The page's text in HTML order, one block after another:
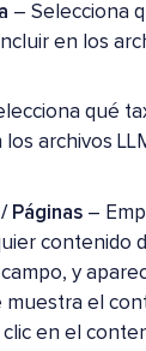
– Selecciona
en los
qué
archivos
Páginas –
contenido
y
muestra el
en el